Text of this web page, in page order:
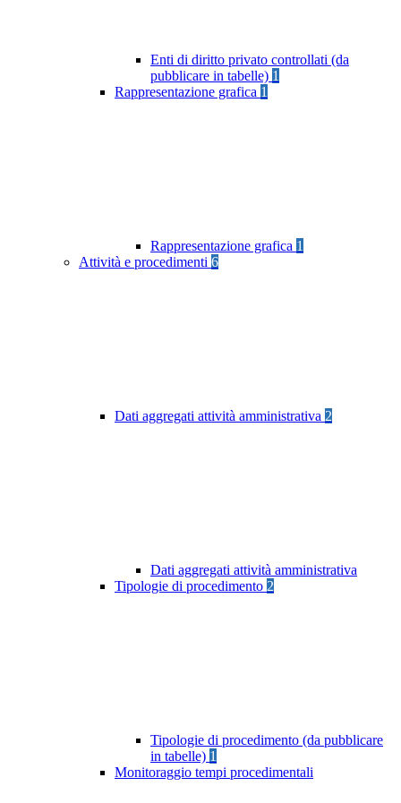
Enti di diritto privato controllati (da
pubblicare in tabelle) 1
Rappresentazione grafica 1
Rappresentazione grafica 1
Attività e procedimenti 6
Dati aggregati attività amministrativa 2
Dati aggregati attività amministrativa
Tipologie di procedimento 2
Tipologie di procedimento (da pubblicare
in tabelle) 1
Monitoraggio tempi procedimentali